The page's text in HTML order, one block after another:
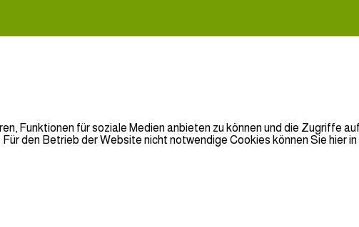
Funktionen für soziale Medien anbieten zu können und die Zugriffe
den Betrieb der Website nicht notwendige Cookies können Sie hier